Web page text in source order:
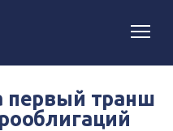
первый транш